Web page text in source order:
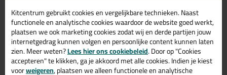
Deze spray wordt ook wel'de nietvervanger'genoemd. Dat komt
omdat de spray geschikt is om hele dunne materialen op elkaar te
verlijmen zonder deze te hoeven nieten.
Kenmerken
Een contactlijm met een goede en snelle hechting.
Universeel te gebruiken.
Kitcentrum gebruikt cookies en vergelijkbare technieken. Naast
functionele en analytische cookies waardoor de website goed werkt,
plaatsen we ook marketing cookies zodat wij en derde partijen jouw
internetgedrag kunnen volgen en persoonlijke content kunnen laten
zien. Meer weten?Lees hier ons cookiebeleid. Door op "Cookies
accepteren" te klikken, ga je akkoord met alle cookies. Indien je kiest
voorweigeren, plaatsen we alleen functionele en analytische